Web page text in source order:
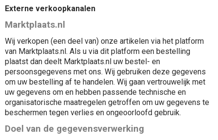
Externe verkoopkanalen
Marktplaats.nl
Wij verkopen (een deel van) onze artikelen via het platform
van Marktplaats.nl. Als u via dit platform een bestelling
plaatst dan deelt Marktplaats.nl uw bestel- en
persoonsgegevens met ons. Wij gebruiken deze gegevens
om uw bestelling af te handelen. Wij gaan vertrouwelijk met
uw gegevens om en hebben passende technische en
organisatorische maatregelen getroffen om uw gegevens te
beschermen tegen verlies en ongeoorloofd gebruik.
Doel van de gegevensverwerking